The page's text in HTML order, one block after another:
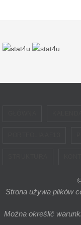
Strona używa plików
Można określić